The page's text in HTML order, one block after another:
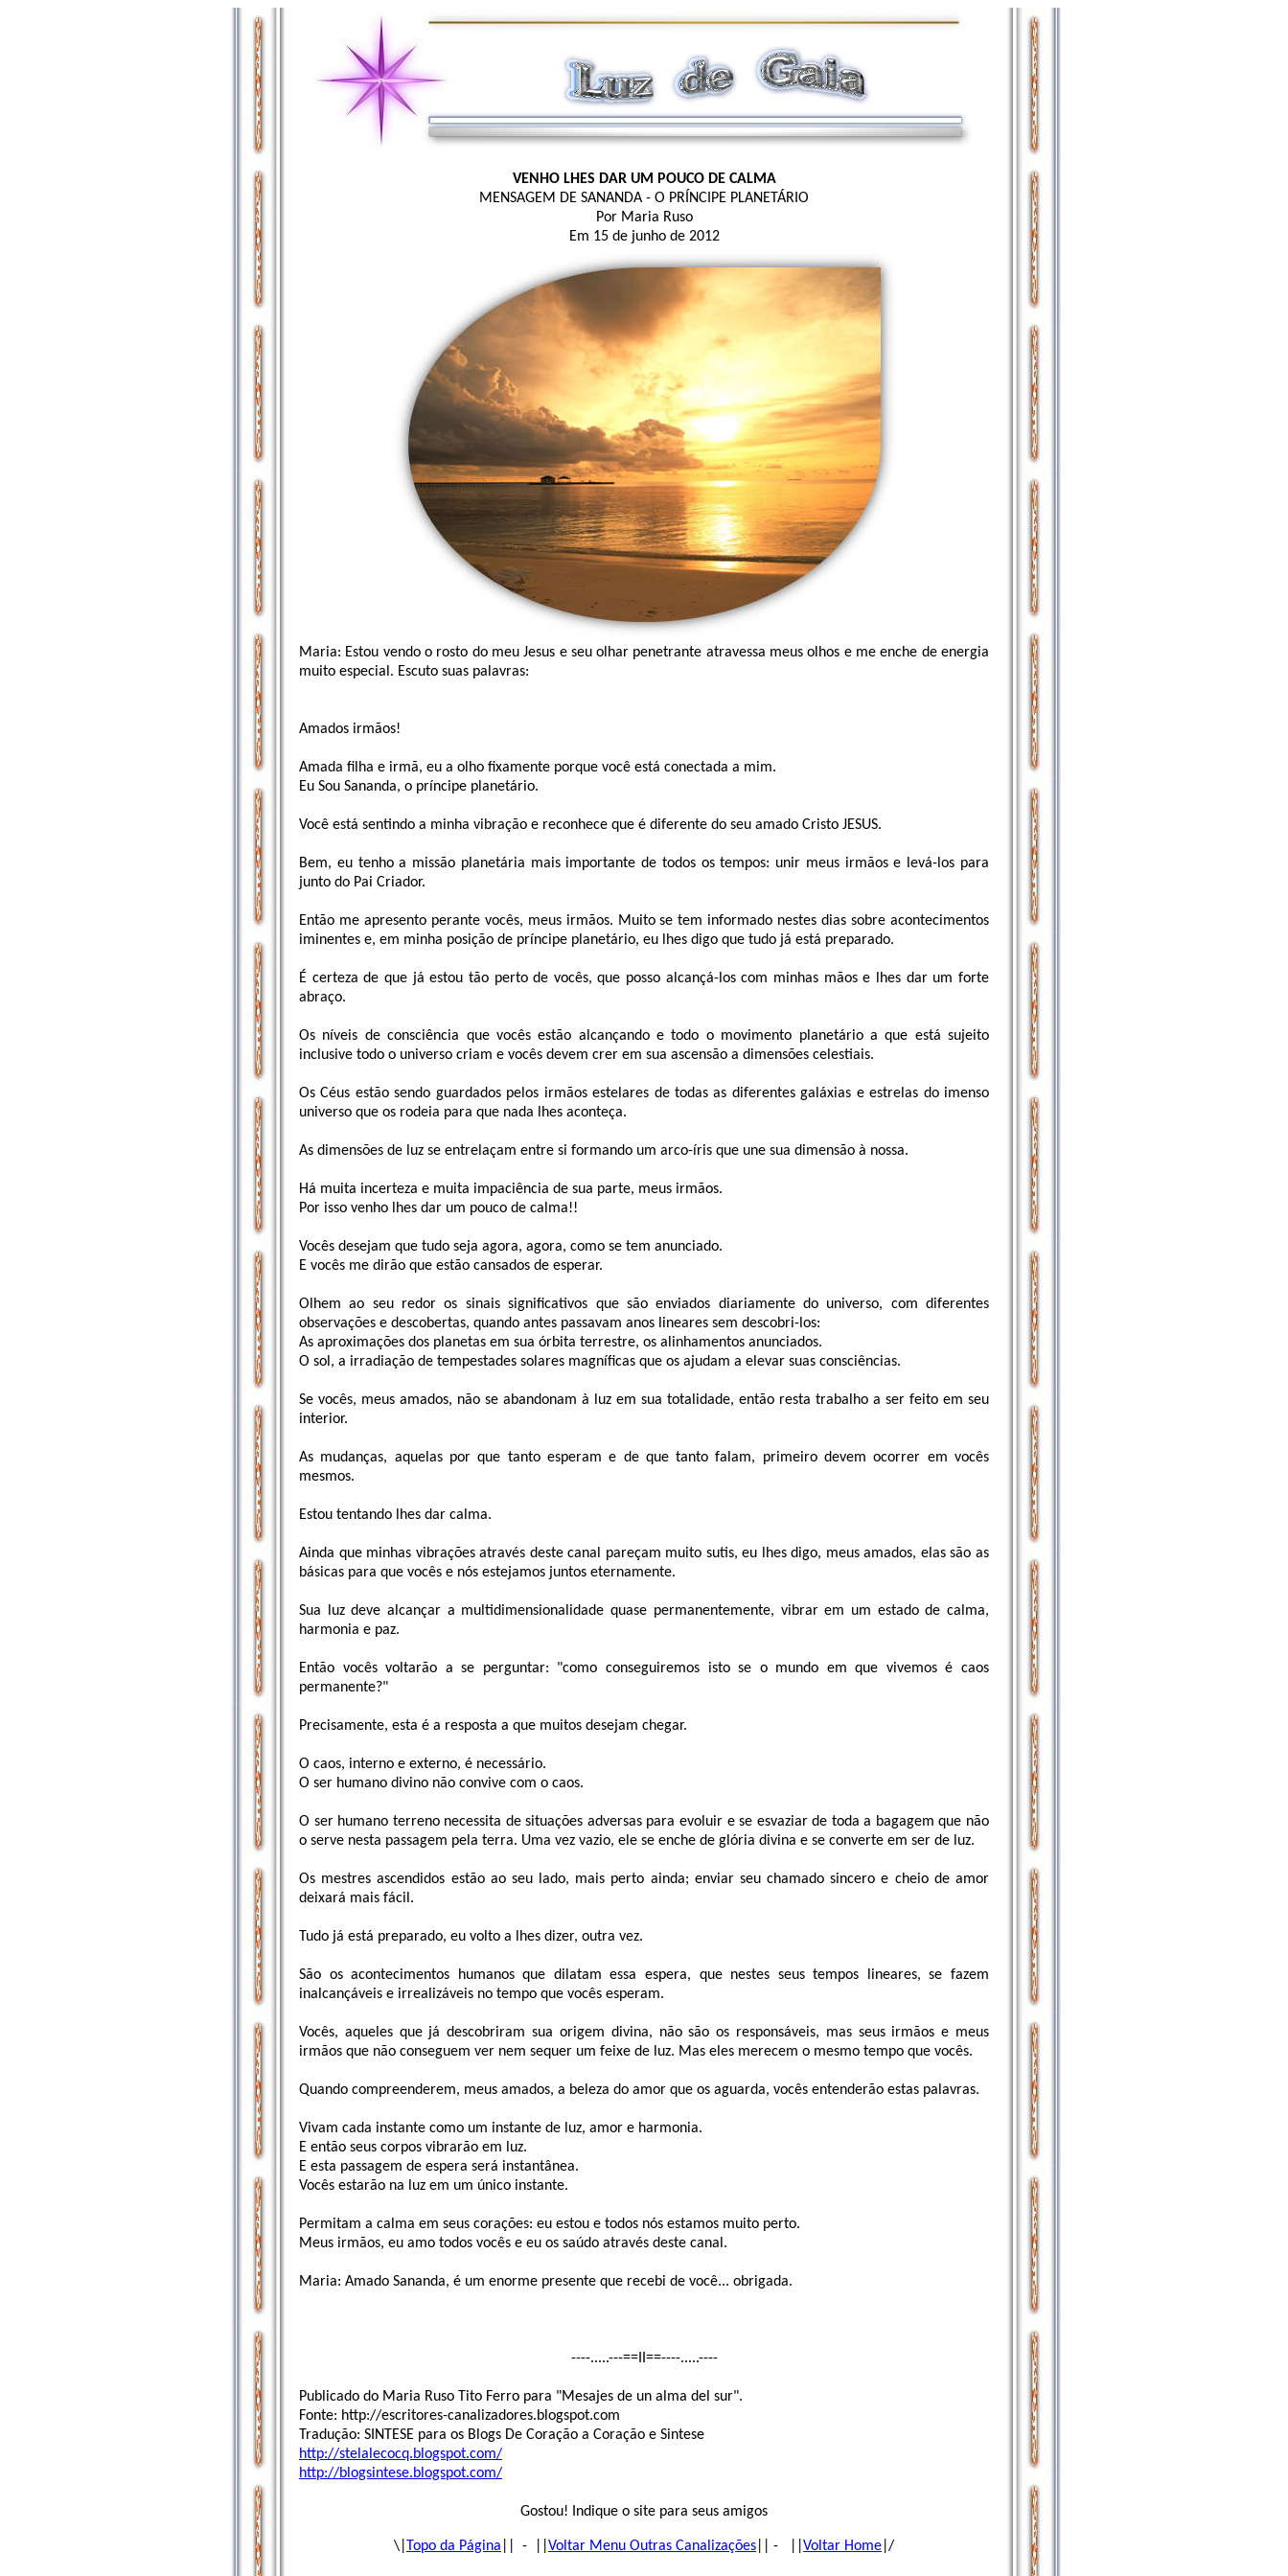
VENHO LHES DAR UM POUCO DE CALMA
MENSAGEM DE SANANDA - O PRÍNCIPE PLANETÁRIO
Por Maria Ruso
Em 15 de junho de 2012
Maria: Estou vendo o rosto do meu Jesus e seu olhar penetrante atravessa meus olhos e me enche de energia
muito especial. Escuto suas palavras:
Amados irmãos!
Amada filha e irmã, eu a olho fixamente porque você está conectada a mim.
Eu Sou Sananda, o príncipe planetário.
Você está sentindo a minha vibração e reconhece que é diferente do seu amado Cristo JESUS.
Bem, eu tenho a missão planetária mais importante de todos os tempos: unir meus irmãos e levá-los para
junto do Pai Criador.
Então me apresento perante vocês, meus irmãos. Muito se tem informado nestes dias sobre acontecimentos
iminentes e, em minha posição de príncipe planetário, eu lhes digo que tudo já está preparado.
É certeza de que já estou tão perto de vocês, que posso alcançá-los com minhas mãos e lhes dar um forte
abraço.
Os níveis de consciência que vocês estão alcançando e todo o movimento planetário a que está sujeito
inclusive todo o universo criam e vocês devem crer em sua ascensão a dimensões celestiais.
Os Céus estão sendo guardados pelos irmãos estelares de todas as diferentes galáxias e estrelas do imenso
universo que os rodeia para que nada lhes aconteça.
As dimensões de luz se entrelaçam entre si formando um arco-íris que une sua dimensão à nossa.
Há muita incerteza e muita impaciência de sua parte, meus irmãos.
Por isso venho lhes dar um pouco de calma!!
Vocês desejam que tudo seja agora, agora, como se tem anunciado.
E vocês me dirão que estão cansados de esperar.
Olhem ao seu redor os sinais significativos que são enviados diariamente do universo, com diferentes
observações e descobertas, quando antes passavam anos lineares sem descobri-los:
As aproximações dos planetas em sua órbita terrestre, os alinhamentos anunciados.
O sol, a irradiação de tempestades solares magníficas que os ajudam a elevar suas consciências.
Se vocês, meus amados, não se abandonam à luz em sua totalidade, então resta trabalho a ser feito em seu
interior.
As mudanças, aquelas por que tanto esperam e de que tanto falam, primeiro devem ocorrer em vocês
mesmos.
Estou tentando lhes dar calma.
Ainda que minhas vibrações através deste canal pareçam muito sutis, eu lhes digo, meus amados, elas são as
básicas para que vocês e nós estejamos juntos eternamente.
Sua luz deve alcançar a multidimensionalidade quase permanentemente, vibrar em um estado de calma,
harmonia e paz.
Então vocês voltarão a se perguntar: "como conseguiremos isto se o mundo em que vivemos é caos
permanente?"
Precisamente, esta é a resposta a que muitos desejam chegar.
O caos, interno e externo, é necessário.
O ser humano divino não convive com o caos.
O ser humano terreno necessita de situações adversas para evoluir e se esvaziar de toda a bagagem que não
o serve nesta passagem pela terra. Uma vez vazio, ele se enche de glória divina e se converte em ser de luz.
Os mestres ascendidos estão ao seu lado, mais perto ainda; enviar seu chamado sincero e cheio de amor
deixará mais fácil.
Tudo já está preparado, eu volto a lhes dizer, outra vez.
São os acontecimentos humanos que dilatam essa espera, que nestes seus tempos lineares, se fazem
inalcançáveis e irrealizáveis no tempo que vocês esperam.
Vocês, aqueles que já descobriram sua origem divina, não são os responsáveis, mas seus irmãos e meus
irmãos que não conseguem ver nem sequer um feixe de luz. Mas eles merecem o mesmo tempo que vocês.
Quando compreenderem, meus amados, a beleza do amor que os aguarda, vocês entenderão estas palavras.
Vivam cada instante como um instante de luz, amor e harmonia.
E então seus corpos vibrarão em luz.
E esta passagem de espera será instantânea.
Vocês estarão na luz em um único instante.
Permitam a calma em seus corações: eu estou e todos nós estamos muito perto.
Meus irmãos, eu amo todos vocês e eu os saúdo através deste canal.
Maria: Amado Sananda, é um enorme presente que recebi de você... obrigada.
----.....---==II==----.....----
Publicado do Maria Ruso Tito Ferro para "Mesajes de un alma del sur".
Fonte: http://escritores-canalizadores.blogspot.com
Tradução: SINTESE para os Blogs De Coração a Coração e Sintese
http://stelalecocq.blogspot.com/
http://blogsintese.blogspot.com/
Gostou! Indique o site para seus amigos
\| Topo da Página || - || Voltar Menu Outras Canalizações || - || Voltar Home |/